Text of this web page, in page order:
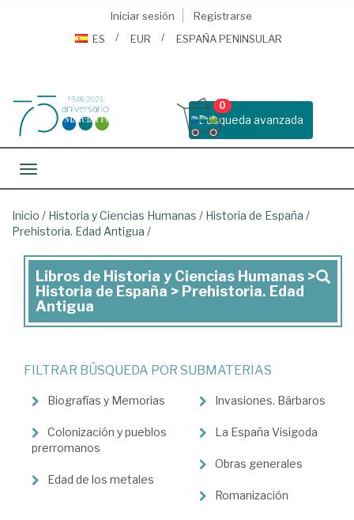
Iniciar sesión
Registrarse
ES
EUR ESPAÑA PENINSULAR
Busqueda avanzada
0
Toggle navigation
Inicio / Historia y Ciencias Humanas / Historia de España /
Prehistoria. Edad Antigua /
Libros
de
Historia
Ciencias
Humanas
>
Historia
de
Libros de Historia y Ciencias Humanas >
Historia de España > Prehistoria. Edad
Antigua
FILTRAR BÚSQUEDA POR SUBMATERIAS
Biografías y Memorias
Colonización y pueblos
prerromanos
Edad de los metales
Invasiones. Bárbaros
La España Visigoda
Obras generales
Romanización